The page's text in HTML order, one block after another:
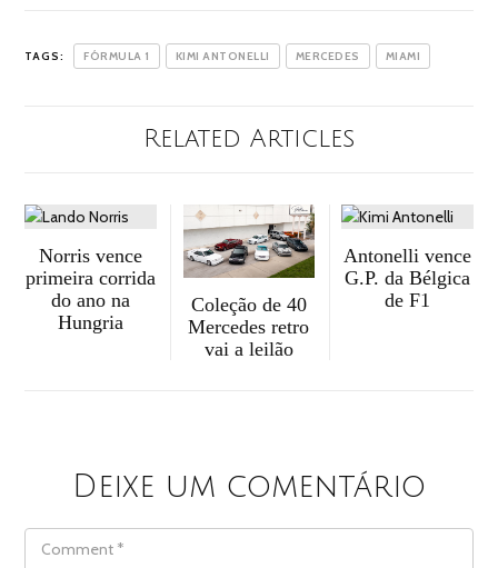
TAGS: FÓRMULA 1 KIMI ANTONELLI MERCEDES MIAMI
Related Articles
Norris vence
primeira corrida
do ano na
Hungria
Coleção de 40
Mercedes retro
vai a leilão
Antonelli vence
G.P. da Bélgica
de F1
Deixe um comentário
COMMENT